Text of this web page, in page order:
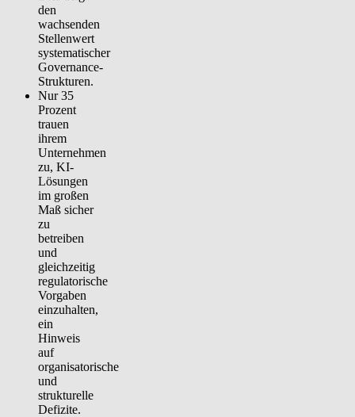
den
wachsenden
Stellenwert
systematischer
Governance-
Strukturen.
Nur 35
Prozent
trauen
ihrem
Unternehmen
zu, KI-
Lösungen
im großen
Maß sicher
zu
betreiben
und
gleichzeitig
regulatorische
Vorgaben
einzuhalten,
ein
Hinweis
auf
organisatorische
und
strukturelle
Defizite.